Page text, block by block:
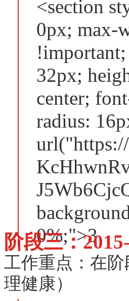
<section
0px; max-
32px;
center;
radius:
0%;">3
阶段三：
工作重点：在
理健康）